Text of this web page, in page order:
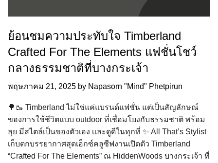
ย้อนชมความประทับใจ Timberland
Crafted For The Elements แฟชั่นโชว์
กลางธรรมชาติที่บางกระเจ้า
พฤษภาคม 21, 2025 by Napasorn "Mind" Phetpirun
🌳🥾 Timberland ไม่ใช่แค่แบรนด์แฟชั่น แต่เป็นสัญลักษณ์
ของการใช้ชีวิตแบบ outdoor ที่เชื่อมโยงกับธรรมชาติ พร้อม
ลุย มีสไตล์เป็นของตัวเอง เเละดูดีในทุกที่ ✨ All That’s Stylist
เก็บตกบรรยากาศสุดเอ็กซ์คลูซีฟงานเปิดตัว Timberland
“Crafted For The Elements” ณ HiddenWoods บางกระเจ้า ที่